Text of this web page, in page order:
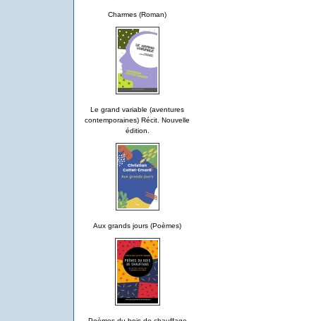
Charmes (Roman)
Le grand variable (aventures
contemporaines) Récit. Nouvelle
édition.
Aux grands jours (Poèmes)